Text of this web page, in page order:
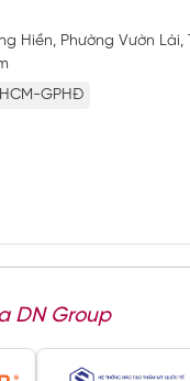
Hiền, Phường Vườn
GPHĐ
DN Group